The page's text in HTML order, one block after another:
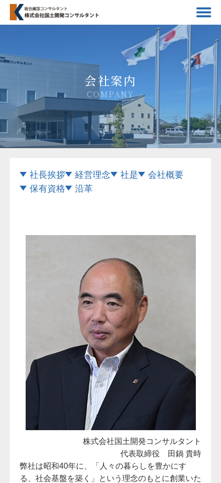
会社案内
COMPANY
社長挨拶 経営理念 社是
会社概要
保有資格
沿革
弊社は昭和40年に、「人々の暮らしを豊かにす
る、社会基盤を築く」という理念のもとに創業いた
株式会社国土開発コンサルタント
代表取締役 田鍋 貴時